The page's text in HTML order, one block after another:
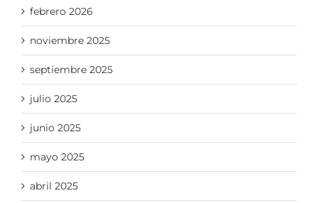
febrero 2026
noviembre 2025
septiembre 2025
julio 2025
junio 2025
mayo 2025
abril 2025